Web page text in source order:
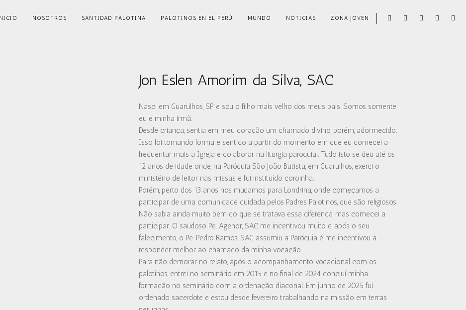
NOSOTROS SANTIDAD PALOTINA PALOTINOS EN EL PERÚ MUNDO NOTICIAS ZONA JOVEN
Jon Eslen Amorim da Silva, SAC
Nasci em Guarulhos, SP e sou o filho mais velho dos meus pais. Somos somente
eu e minha irmã.
Desde criança, sentia em meu coração um chamado divino, porém, adormecido.
Isso foi tomando forma e sentido a partir do momento em que eu comecei a
frequentar mais a Igreja e colaborar na liturgia paroquial. Tudo isto se deu até os
12 anos de idade onde, na Paróquia São João Batista, em Guarulhos, exerci o
ministério de leitor nas missas e fui instituído coroinha.
Porém, perto dos 13 anos nos mudamos para Londrina, onde começamos a
participar de uma comunidade cuidada pelos Padres Palotinos, que são religiosos.
Não sabia ainda muito bem do que se tratava essa diferença, mas comecei a
participar. O saudoso Pe. Agenor, SAC me incentivou muito e, após o seu
falecimento, o Pe. Pedro Ramos, SAC assumiu a Paróquia é me incentivou a
responder melhor ao chamado da minha vocação.
Para não demorar no relato, após o acompanhamento vocacional com os
palotinos, entrei no seminário em 2015 e no final de 2024 concluí minha
formação no seminário com a ordenação diaconal. Em junho de 2025 fui
ordenado sacerdote e estou desde fevereiro trabalhando na missão em terras